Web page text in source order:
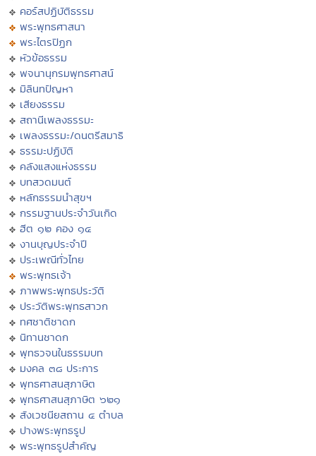
คอร์สปฏิบัติธรรม
พระพุทธศาสนา
พระไตรปิฏก
หัวข้อธรรม
พจนานุกรมพุทธศาสน์
มิลินทปัญหา
เสียงธรรม
สถานีเพลงธรรมะ
เพลงธรรมะ/ดนตรีสมาธิ
ธรรมะปฏิบัติ
คลังแสงแห่งธรรม
บทสวดมนต์
หลักธรรมนำสุขฯ
กรรมฐานประจำวันเกิด
ฮีต ๑๒ คอง ๑๔
งานบุญประจำปี
ประเพณีทั่วไทย
พระพุทธเจ้า
ภาพพระพุทธประวัติ
ประวัติพระพุทธสาวก
ทศชาติชาดก
นิทานชาดก
พุทธวจนในธรรมบท
มงคล ๓๘ ประการ
พุทธศาสนสุภาษิต
พุทธศาสนสุภาษิต ๖๒๑
สังเวชนียสถาน ๔ ตำบล
ปางพระพุทธรูป
พระพุทธรูปสำคัญ